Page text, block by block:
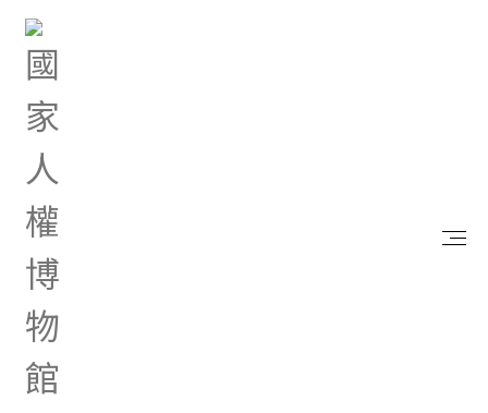
首頁
歡迎參考！
Aug 08, 2025 |
案」政策電子圖文說明，歡